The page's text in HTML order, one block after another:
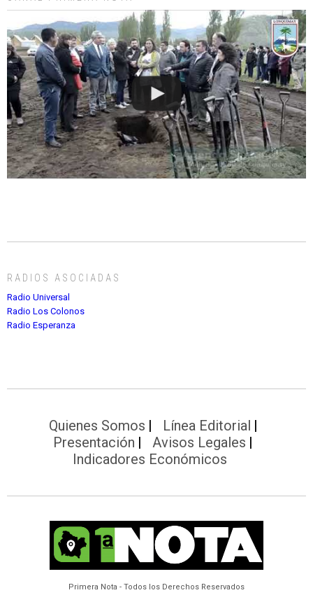
RADIOS ASOCIADAS
Radio Universal
Radio Los Colonos
Radio Esperanza
Quienes Somos
Línea Editorial
Presentación
Avisos Legales
Indicadores Económicos
Primera Nota - Todos los Derechos Reservados